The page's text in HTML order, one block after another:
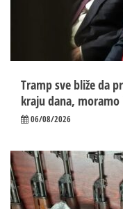
Tramp sve bliže da
kraju dana,
06/08/2026